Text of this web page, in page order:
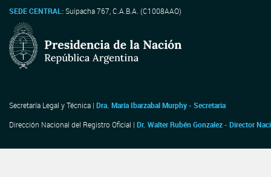
SEDE CENTRAL:Suipacha 767, C.A.B.A. (C1008AAO)
Secretaría Legal y Técnica | Dra. María Ibarzabal Murphy - Secretaria
Dirección Nacional del Registro Oficial | Dr. Walter Rubén Gonzalez - Director